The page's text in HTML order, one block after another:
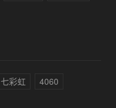
七彩虹
4060